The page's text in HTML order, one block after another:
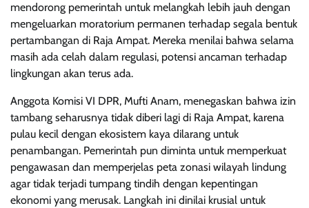
mendorong pemerintah untuk melangkah lebih jauh dengan
mengeluarkan moratorium permanen terhadap segala bentuk
pertambangan di Raja Ampat. Mereka menilai bahwa selama
masih ada celah dalam regulasi, potensi ancaman terhadap
lingkungan akan terus ada.
Anggota Komisi VI DPR, Mufti Anam, menegaskan bahwa izin
tambang seharusnya tidak diberi lagi di Raja Ampat, karena
pulau kecil dengan ekosistem kaya dilarang untuk
penambangan. Pemerintah pun diminta untuk memperkuat
pengawasan dan memperjelas peta zonasi wilayah lindung
agar tidak terjadi tumpang tindih dengan kepentingan
ekonomi yang merusak. Langkah ini dinilai krusial untuk